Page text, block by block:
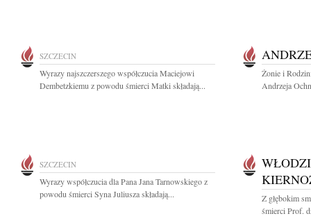
SZCZECIN
Wyrazy najszczerszego współczucia Maciejowi
Dembetzkiemu z powodu śmierci Matki składają...
Żonie i
Andrzeja
SZCZECIN
Wyrazy współczucia dla Pana Jana Tarnowskiego z
powodu śmierci Syna Juliusza składają...
Z głębokim
śmierci Prof.